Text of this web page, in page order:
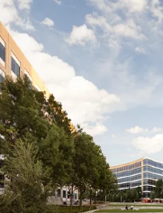
Galatyn D- 1011